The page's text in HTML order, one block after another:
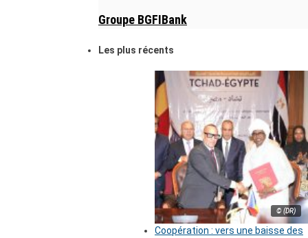
Groupe BGFIBank
Les plus récents
© (DR)
Coopération : vers une baisse des